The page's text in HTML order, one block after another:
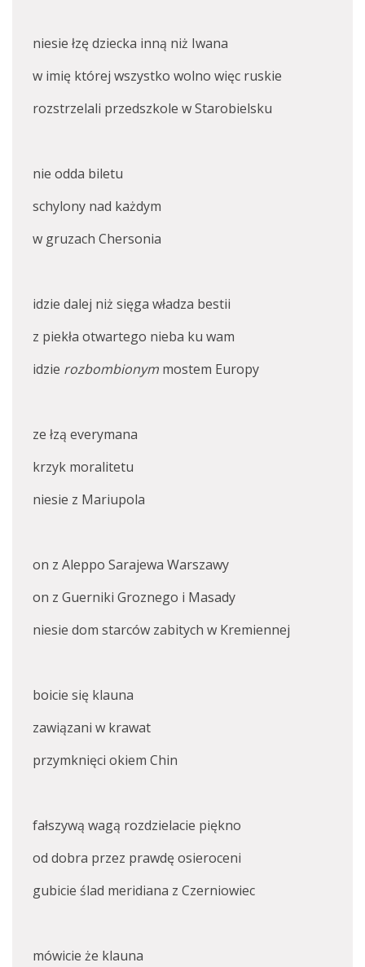
niesie łzę dziecka inną niż Iwana
w imię której wszystko wolno więc ruskie
rozstrzelali przedszkole w Starobielsku
nie odda biletu
schylony nad każdym
w gruzach Chersonia
idzie dalej niż sięga władza bestii
z piekła otwartego nieba ku wam
idzie rozbombionym mostem Europy
ze łzą everymana
krzyk moralitetu
niesie z Mariupola
on z Aleppo Sarajewa Warszawy
on z Guerniki Groznego i Masady
niesie dom starców zabitych w Kremiennej
boicie się klauna
zawiązani w krawat
przymknięci okiem Chin
fałszywą wagą rozdzielacie piękno
od dobra przez prawdę osieroceni
gubicie ślad meridiana z Czerniowiec
mówicie że klauna